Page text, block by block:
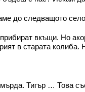
до следващото
вкъщи. Но
в старата
Тигър … Това